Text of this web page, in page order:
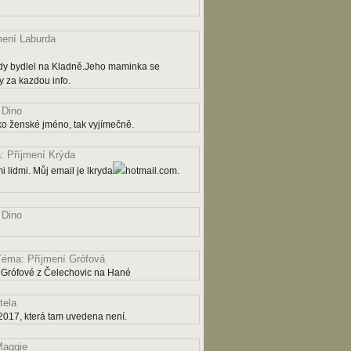
Laburda
bydlel na Kladně.Jeho maminka se
za kazdou info.
ženské jméno, tak vyjímečně.
Příjmení Krýda
lidmi. Můj email je lkryda hotmail.com.
Příjmení Grófová
z Čelechovic na Hané
která tam uvedena není.